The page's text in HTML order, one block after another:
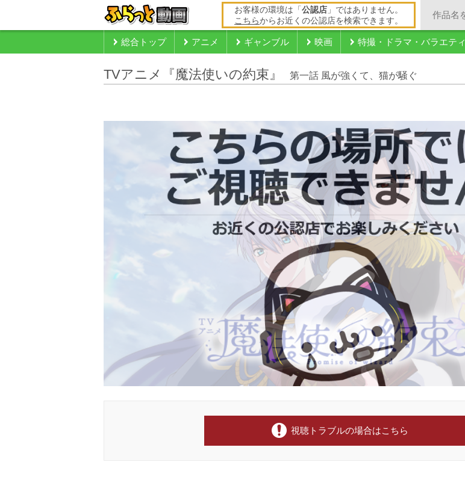
お客様の環境は「 公認店 」ではありません。
こちらからお近くの公認店を検索できます。
総合トップ アニメ ギャンブル 映画 特撮・ドラマ・バラエティ
TVアニメ『魔法使いの約束』 第一話 風が強くて、猫が騒ぐ
視聴トラブルの場合はこちら